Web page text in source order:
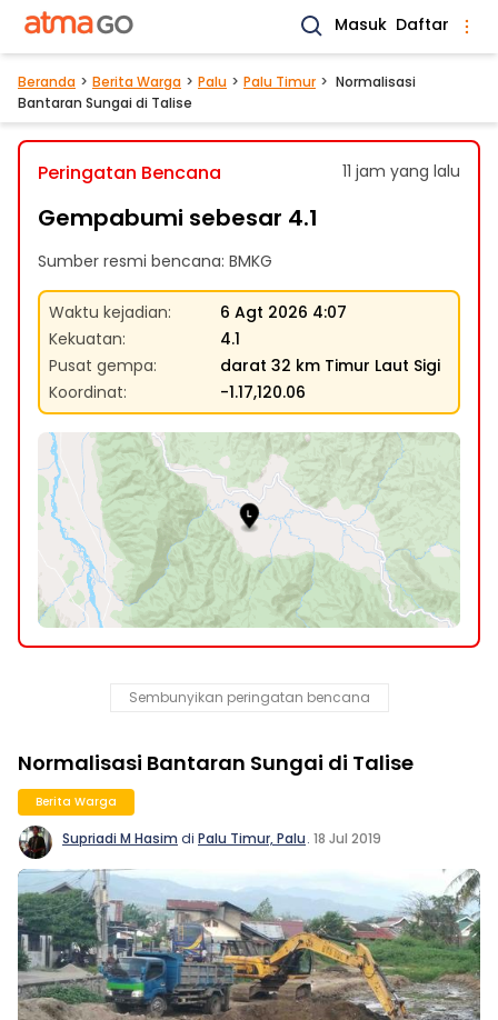
Masuk Daftar
Beranda Berita Warga Palu Palu Timur
Normalisasi
Bantaran Sungai di Talise
Peringatan Bencana 11 jam yang lalu
Gempabumi sebesar 4.1
Sumber resmi bencana: BMKG
Waktu kejadian:
6 Agt 2026 4:07
Kekuatan:
4.1
Pusat gempa:
darat 32 km Timur Laut Sigi
Koordinat: -1.17,120.06
Sembunyikan peringatan bencana
Normalisasi Bantaran Sungai di Talise
Berita Warga
Supriadi M Hasim di Palu Timur, Palu. 18 Jul 2019